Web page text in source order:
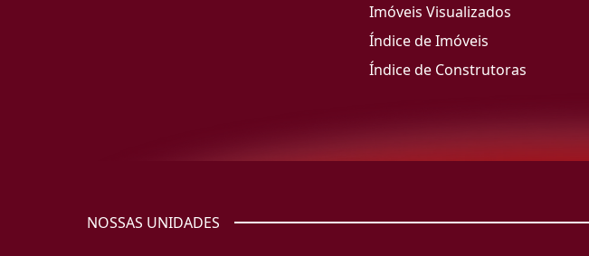
Imóveis Visualizados
Índice de Imóveis
Índice de Construtoras
NOSSAS UNIDADES